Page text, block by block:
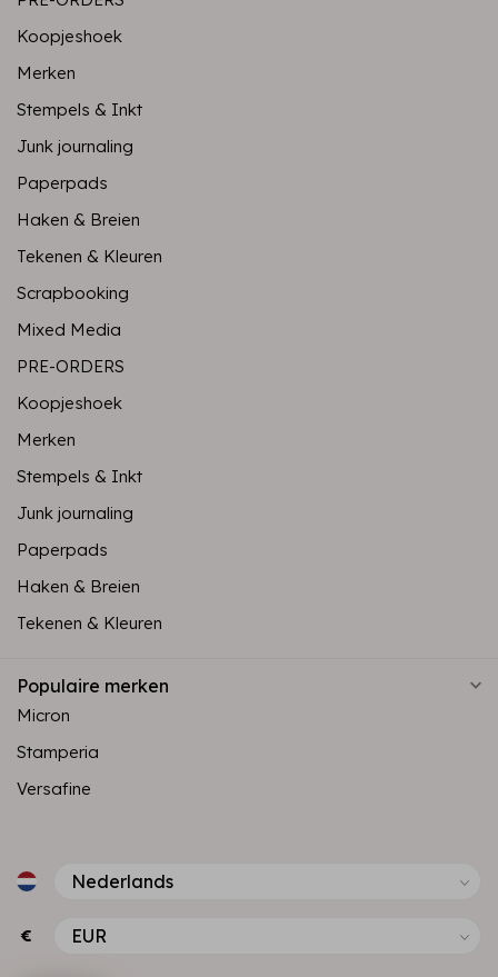
Koopjeshoek
Merken
Stempels & Inkt
Junk journaling
Paperpads
Haken & Breien
Tekenen & Kleuren
Scrapbooking
Mixed Media
PRE-ORDERS
Koopjeshoek
Merken
Stempels & Inkt
Junk journaling
Paperpads
Haken & Breien
Tekenen & Kleuren
Populaire merken
Micron
Stamperia
Versafine
€